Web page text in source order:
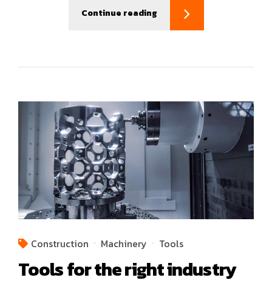
Continue reading
Construction Machinery Tools
Tools for the right industry